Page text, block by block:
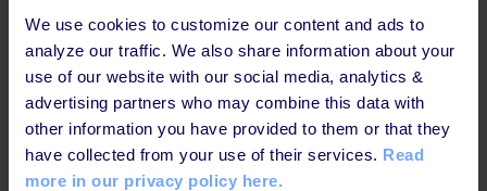
We use cookies to customize our content and ads to
analyze our traffic. We also share information about your
use of our website with our social media, analytics &
advertising partners who may combine this data with
other information you have provided to them or that they
have collected from your use of their services. Read
more in our privacy policy here.
Idéer til at reducere virkningen af bias
Udforsk privilegier
Udforsk mikro-adfærd
Hvordan bliver man allieret
Hvad er LGBTQIA+?